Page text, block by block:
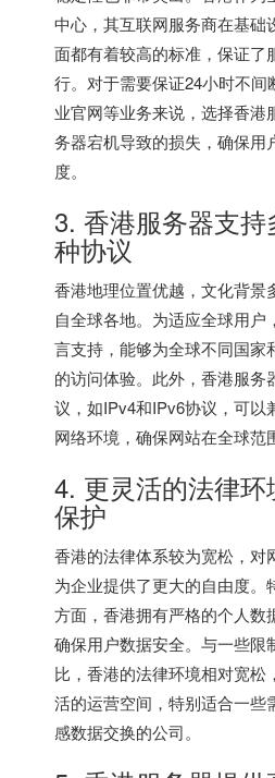
中心，其互联网服务商在基础
面都有着较高的标准，保证了
行。对于需要保证24小时不间
业官网等业务来说，选择香港
务器宕机导致的损失，确保用
度。
3. 香港服务器支
种协议
香港地理位置优越，文化背景
自全球各地。为适应全球用户
言支持，能够为全球不同国家
的访问体验。此外，香港服务
议，如IPv4和IPv6协议，可以
网络环境，确保网站在全球范
4. 更灵活的法律
保护
香港的法律体系较为宽松，对
为企业提供了更大的自由度。
方面，香港拥有严格的个人数
确保用户数据安全。与一些限
比，香港的法律环境相对宽松
活的运营空间，特别适合一些
感数据交换的公司。